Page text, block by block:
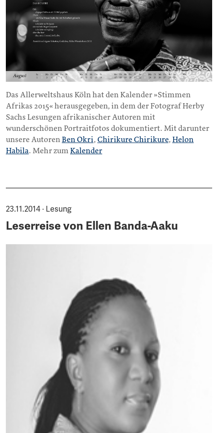
Das Allerweltshaus Köln hat den Kalender »Stimmen
Afrikas 2015« herausgegeben, in dem der Fotograf Herby
Sachs Lesungen afrikanischer Autoren mit
wunderschönen Portraitfotos dokumentiert. Mit darunter
unsere AutorenBen Okri, Chirikure Chirikure, Helon
Habila. Mehr zumKalender
23.11.2014 · Lesung
Leserreise von Ellen Banda-Aaku